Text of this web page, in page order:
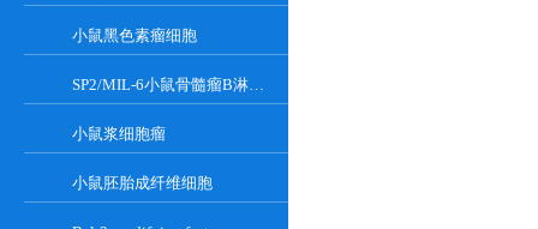
小鼠黑色素瘤细胞
SP2/MIL-6小鼠骨髓瘤B淋巴悬浮细胞系
小鼠浆细胞瘤
小鼠胚胎成纤维细胞